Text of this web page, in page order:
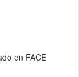
en FACE